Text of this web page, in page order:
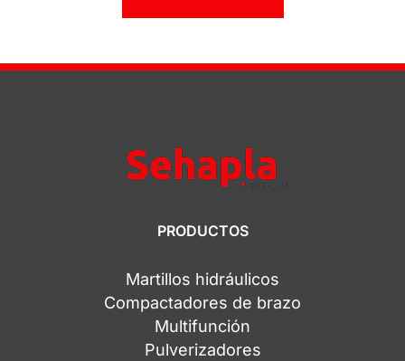
PRODUCTOS
Martillos hidráulicos
Compactadores de brazo
Multifunción
Pulverizadores